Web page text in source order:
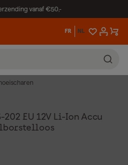
vanaf €50,-
FR NL
202 EU 12V Li-Ion Accu